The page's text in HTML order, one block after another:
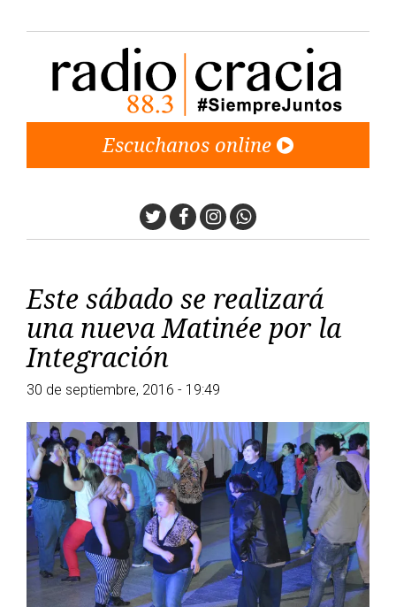
Escuchanos online
TwitterFacebook
Instagram
Whatsapp
Este sábado se realizará
una nueva Matinée por la
Integración
30 de septiembre, 2016 - 19:49